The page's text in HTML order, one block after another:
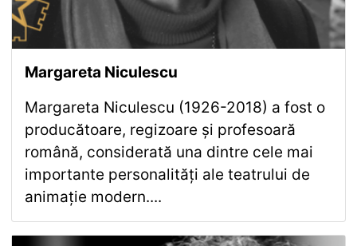
Margareta Niculescu
Margareta Niculescu (1926-2018) a fost o
producătoare, regizoare și profesoară
română, considerată una dintre cele mai
importante personalități ale teatrului de
animație modern....